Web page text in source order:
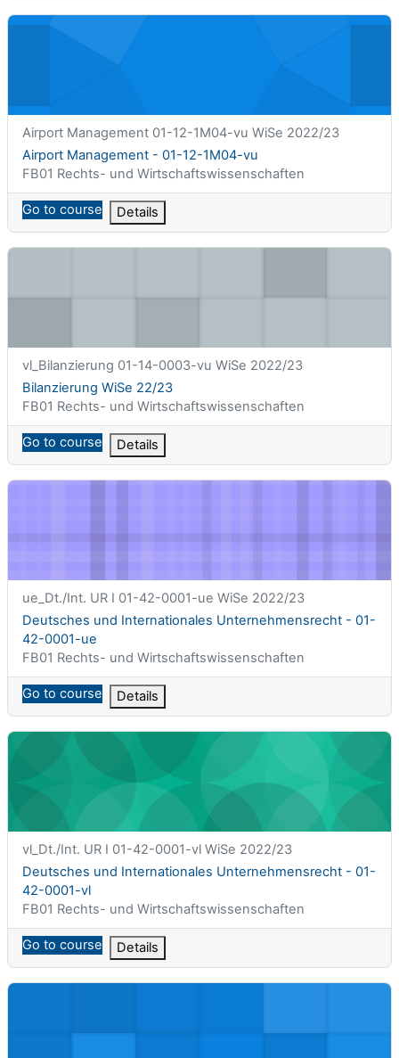
Airport Management - 01-12-1M04-vu
课程简称
Airport Management 01-12-1M04-vu WiSe 2022/23
课程名称
Airport Management - 01-12-1M04-vu
课程类别
FB01 Rechts- und Wirtschaftswissenschaften
Go to course Details
Bilanzierung WiSe 22/23
课程简称
vl_Bilanzierung 01-14-0003-vu WiSe 2022/23
课程名称
Bilanzierung WiSe 22/23
课程类别
FB01 Rechts- und Wirtschaftswissenschaften
Go to course Details
Deutsches und Internationales Unternehmensrecht - 01-42-
课程简称
ue_Dt./Int. UR I 01-42-0001-ue WiSe 2022/23
课程名称
Deutsches und Internationales Unternehmensrecht - 01-
42-0001-ue
课程类别
FB01 Rechts- und Wirtschaftswissenschaften
Go to course Details
Deutsches und Internationales Unternehmensrecht - 01-42-
课程简称
vl_Dt./Int. UR I 01-42-0001-vl WiSe 2022/23
课程名称
Deutsches und Internationales Unternehmensrecht - 01-
42-0001-vl
课程类别
FB01 Rechts- und Wirtschaftswissenschaften
Go to course Details
Digital and Sustainable Marketing – 01-17-0BM1-se